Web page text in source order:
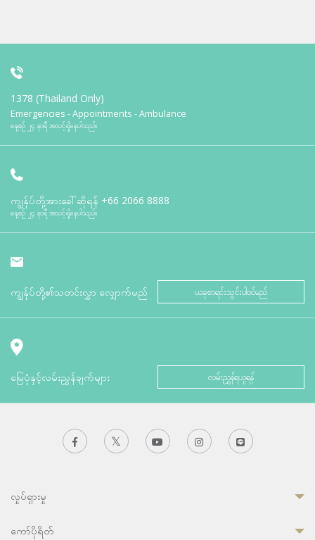
1378 (Thailand Only)
Emergencies - Appointments - Ambulance
နေ့စဉ် ၂၄ နာရီ အသင့်ရှိနေပါသည်။
ကျွန်ုပ်တို့အားခေါ်ဆိုရန် +66 2066 8888
နေ့စဉ် ၂၄ နာရီ အသင့်ရှိနေပါသည်။
ကျွန်ုပ်တို့၏သတင်းလွှာ လျှောက်မည် ယခုစာရင်းသွင်းပါဝင်မည်
မြေပုံနှင့်လမ်းညွှန်ချက်များ လမ်းညွှန်ရယူရန်
လှုပ်ရှားမှု
ကော်ပိုရိတ်